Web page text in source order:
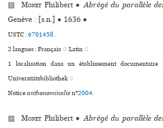
▨Monet Philibert ● Abrégé du parallèle
Genève : [s.n.] ● 1636 ●
USTC :6701458.
2 langues :Français ♢Latin ♢
1 localisation dans un établissement
Universitätsbibliothek ♢
Noticeanthonominalien°2004.
▨Monet Philibert ● Abrégé du parallèle